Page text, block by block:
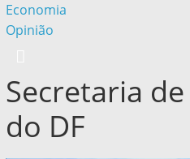
Economia
Opinião
Secretaria
do DF